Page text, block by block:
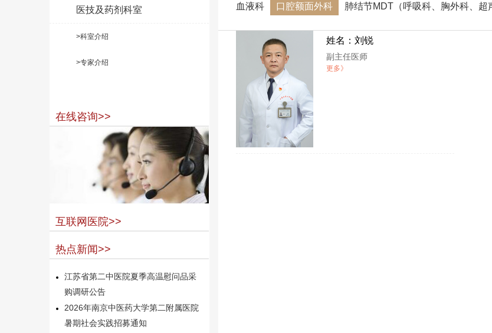
医技及药剂科室
>科室介绍
>专家介绍
在线咨询>>
互联网医院>>
热点新闻>>
江苏省第二中医院夏季高温慰问品采
购调研公告
2026年南京中医药大学第二附属医院
暑期社会实践招募通知
血液科 口腔额面外科 肺结节MDT（呼吸科、胸外科、超
姓名：刘锐
副主任医师
更多》